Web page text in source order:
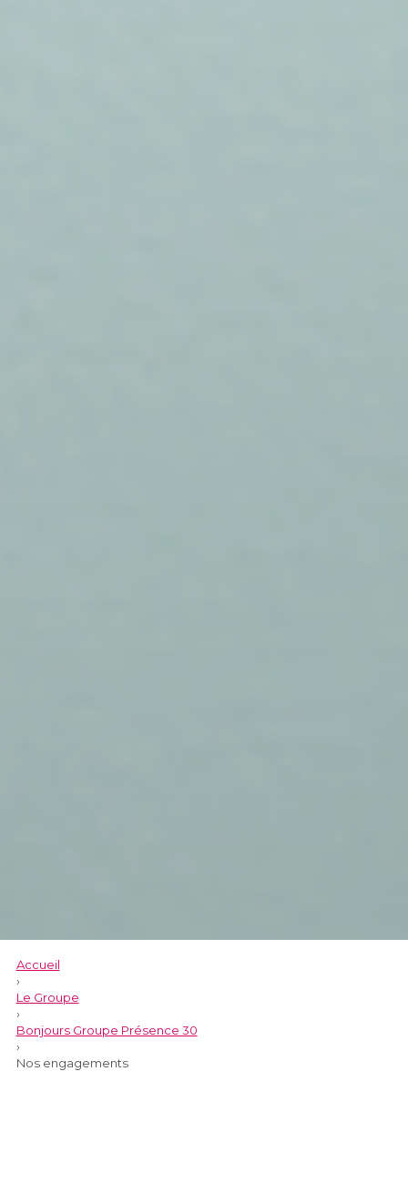
Accueil
›
Le Groupe
›
Bonjours Groupe Présence 30
›
Nos engagements